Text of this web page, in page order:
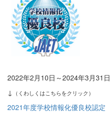
2022年2月10日～2024年3月31日
↓ （くわしくはこちらをクリック）
2021年度学校情報化優良校認定